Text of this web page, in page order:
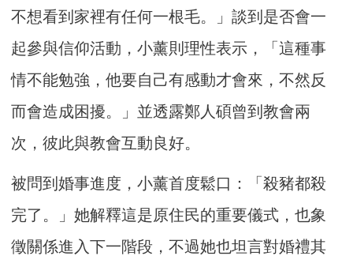
不想看到家裡有任何一根毛。」談到是否會一
起參與信仰活動，小薰則理性表示，「這種事
情不能勉強，他要自己有感動才會來，不然反
而會造成困擾。」並透露鄭人碩曾到教會兩
次，彼此與教會互動良好。
被問到婚事進度，小薰首度鬆口：「殺豬都殺
完了。」她解釋這是原住民的重要儀式，也象
徵關係進入下一階段，不過她也坦言對婚禮其